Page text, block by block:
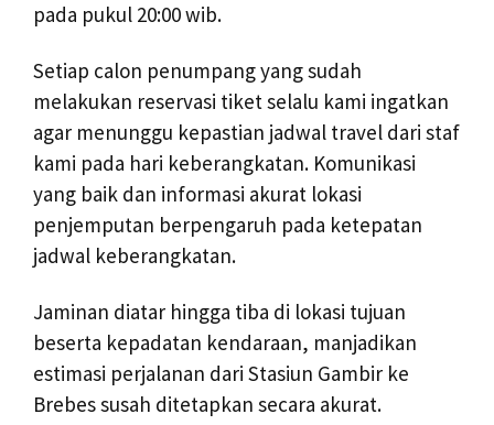
pada pukul 20:00 wib.
Setiap calon penumpang yang sudah
melakukan reservasi tiket selalu kami ingatkan
agar menunggu kepastian jadwal travel dari staf
kami pada hari keberangkatan. Komunikasi
yang baik dan informasi akurat lokasi
penjemputan berpengaruh pada ketepatan
jadwal keberangkatan.
Jaminan diatar hingga tiba di lokasi tujuan
beserta kepadatan kendaraan, manjadikan
estimasi perjalanan dari Stasiun Gambir ke
Brebes susah ditetapkan secara akurat.